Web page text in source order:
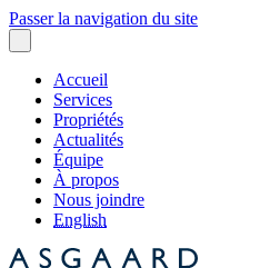
Passer la navigation du site
Accueil
Services
Propriétés
Actualités
Équipe
À propos
Nous joindre
English